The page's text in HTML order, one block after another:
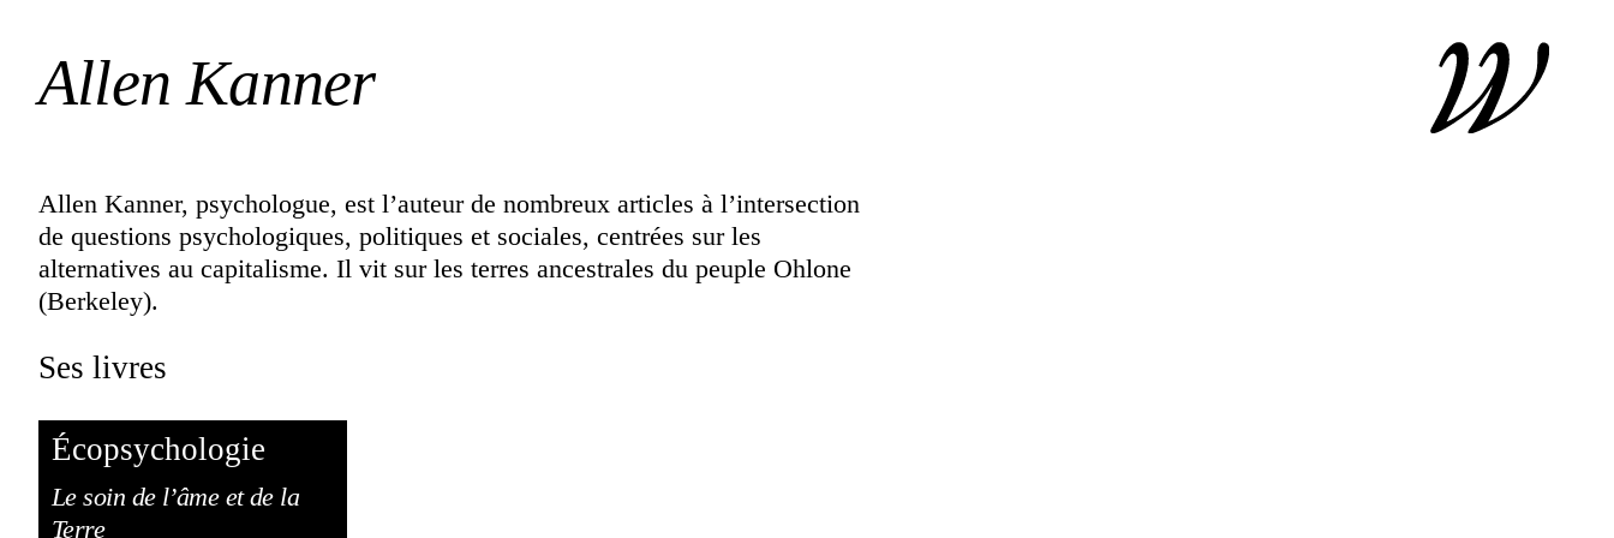
Allen Kanner
Allen Kanner, psychologue, est l’auteur de nombreux articles à l’intersection
de questions psychologiques, politiques et sociales, centrées sur les
alternatives au capitalisme. Il vit sur les terres ancestrales du peuple Ohlone
(Berkeley).
Ses livres
Écopsychologie
Le soin de l’âme et de la
Terre